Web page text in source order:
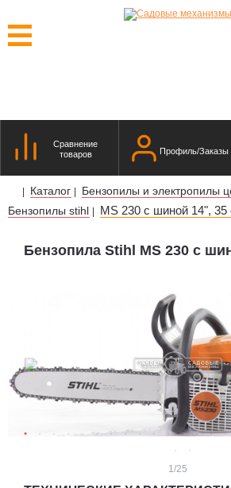
Сравнение
товаров
Профиль/Заказы
| Каталог | Бензопилы и электропилы
Бензопилы stihl | MS 230 с шиной 14", 35
Бензопила Stihl MS 230 с
1/25